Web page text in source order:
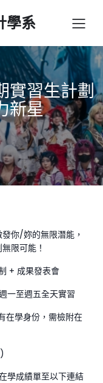
學系
實習生計劃
新星
你/妳的無限潛能，
限可能！
+ 成果發表會
至週五全天實習
在學身份，需檢附在
學成績單至以下連結